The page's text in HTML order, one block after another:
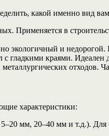
какой именно вид
Применяется в
экологичный и недорогой.
гладкими краями. Идеален
отходов.
характеристики:
мм, 20–40 мм и т.д.).